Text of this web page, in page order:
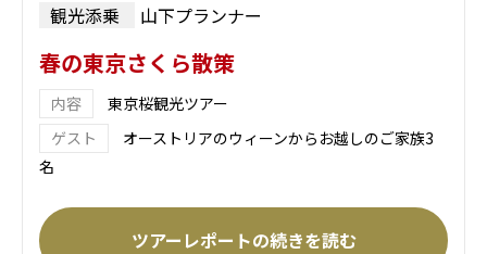
観光添乗 山下プランナー
春の東京さくら散策
東京桜観光ツアー
オーストリアのウィーンからお越しのご家族3
名
ツアーレポートの続きを読む